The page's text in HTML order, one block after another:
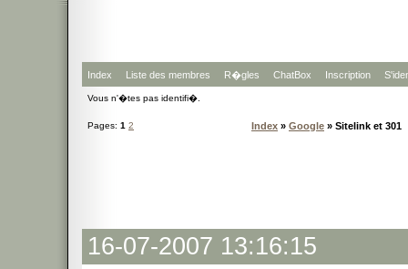
Index Liste des membres R�gles ChatBox Inscription
Vous n'�tes pas identifi�.
Pages: 1 2 Index » Google » Sitelink et 301
16-07-2007 13:16:15